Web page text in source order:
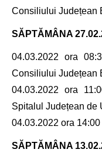
Consiliului Județean
SĂPTĂMÂNA
04.03.2022 ora
Consiliului Județean
04.03.2022 ora
Spitalul Județean de
04.03.2022 ora
SĂPTĂMÂNA